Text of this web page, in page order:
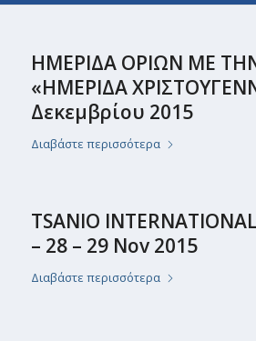
ΗΜΕΡΙΔΑ ΟΡΙΩΝ ΜΕ
«ΗΜΕΡΙΔΑ
Δεκεμβρίου 2015
Διαβάστε περισσότερα
TSANIO
– 28 – 29 Nov 2015
Διαβάστε περισσότερα